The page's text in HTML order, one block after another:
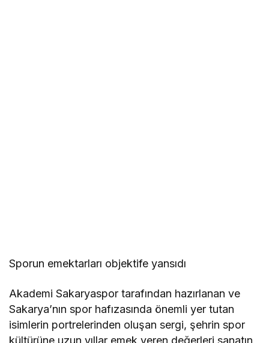
Sporun emektarları objektife yansıdı
Akademi Sakaryaspor tarafından hazırlanan ve
Sakarya’nın spor hafızasında önemli yer tutan
isimlerin portrelerinden oluşan sergi, şehrin spor
kültürüne uzun yıllar emek veren değerleri sanatın